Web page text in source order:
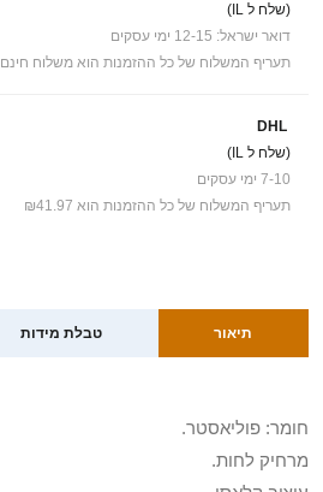
(שלח ל IL)
דואר ישראל: 12-15 ימי עסקים
תעריף המשלוח של כל ההזמנות הוא משלוח חינם
DHL
(שלח ל IL)
7-10 ימי עסקים
תעריף המשלוח של כל ההזמנות הוא ₪41.97
תיאור טבלת מידות
חומר: פוליאסטר.
מרחיק לחות.